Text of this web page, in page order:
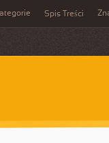
Spis Treści